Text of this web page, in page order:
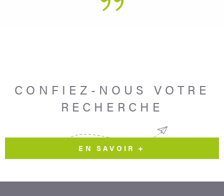
CONFIEZ-NOUS VOTRE
RECHERCHE
EN SAVOIR +